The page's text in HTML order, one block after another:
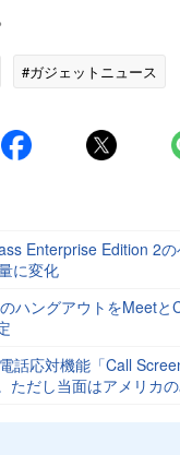
#ガジェットニュース
Enterprise Edition 2
に変化
ハングアウトをMeetと
話応対機能「Call
ただし当面はアメリカ